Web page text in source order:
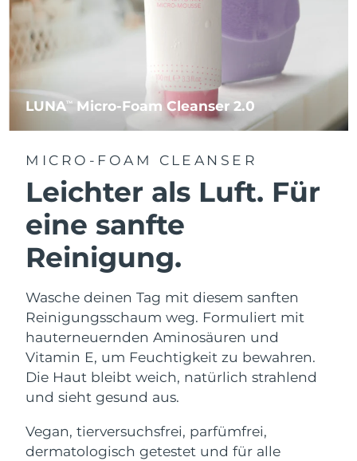
LUNATM Micro-Foam Cleanser 2.0
MICRO-FOAM CLEANSER
Leichter als Luft. Für
eine sanfte
Reinigung.
Wasche deinen Tag mit diesem sanften
Reinigungsschaum weg. Formuliert mit
hauterneuernden Aminosäuren und
Vitamin E, um Feuchtigkeit zu bewahren.
Die Haut bleibt weich, natürlich strahlend
und sieht gesund aus.
Vegan, tierversuchsfrei, parfümfrei,
dermatologisch getestet und für alle